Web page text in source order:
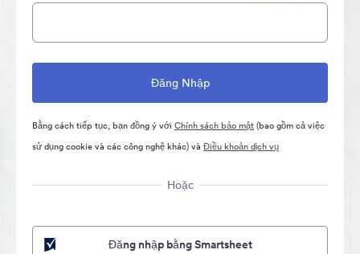
Bằng cách tiếp tục, bạn đồng ý với Chính sách bảo mật(bao gồm cả việc
sử dụng cookie và các công nghệ khác) và Điều khoản dịch vụ
Hoặc
Đăng nhập bằng Smartsheet